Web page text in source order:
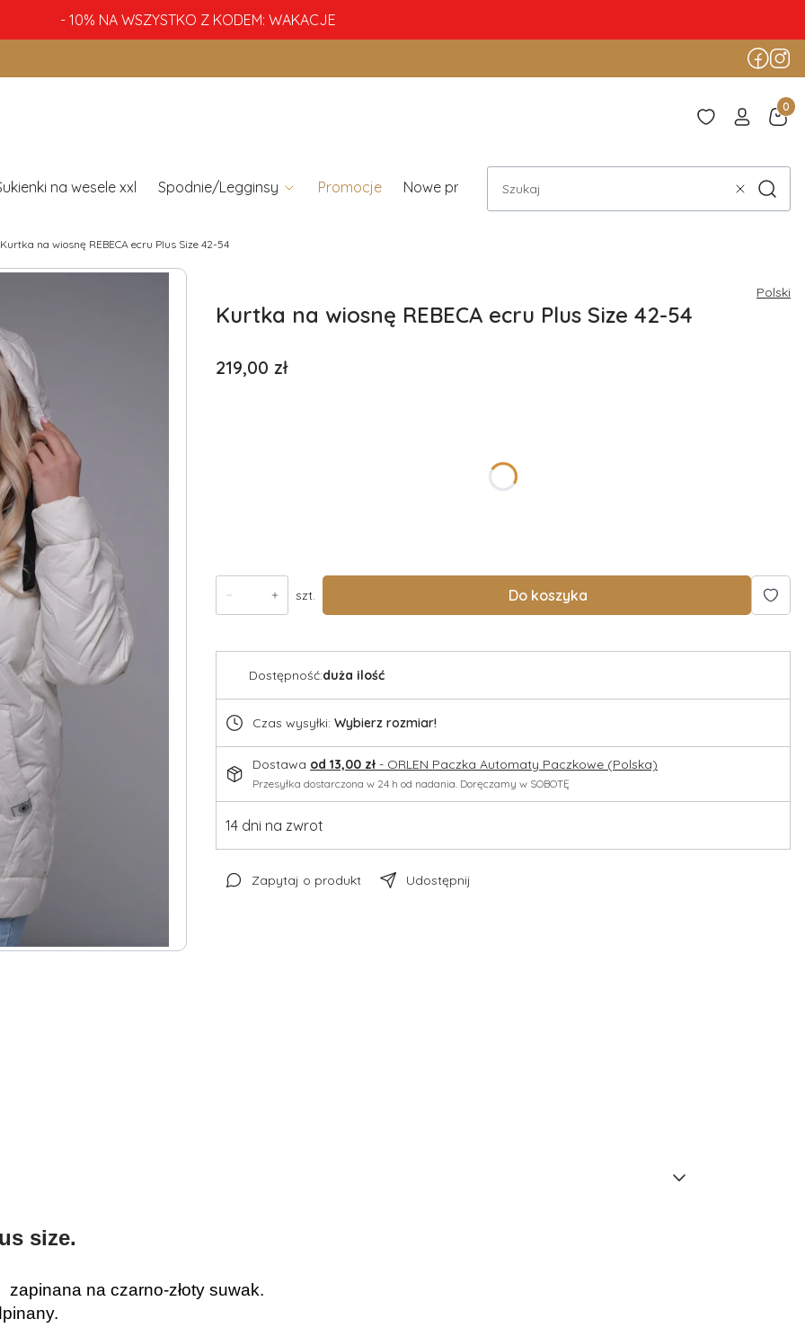
- 10% NA WSZYSTKO Z KODEM: WAKACJE
na wesele xxl Spodnie/Legginsy Promocje Nowe produkty Blog
WyczyśćSzukaj
Kurtka na wiosnę REBECA ecru Plus Size 42-54
Polski
Kurtka na wiosnę REBECA ecru Plus Size 42-54
Cena
219,00 zł
szt. Do koszyka
Dostępność:duża ilość
Czas wysyłki: Wybierz rozmiar!
Dostawa od 13,00 zł - ORLEN Paczka Automaty Paczkowe (Polska)
Przesyłka dostarczona w 24 h od nadania. Doręczamy w SOBOTĘ
14 dni na zwrot
Zapytaj o produkt Udostępnij
size.
na czarno-złoty suwak.